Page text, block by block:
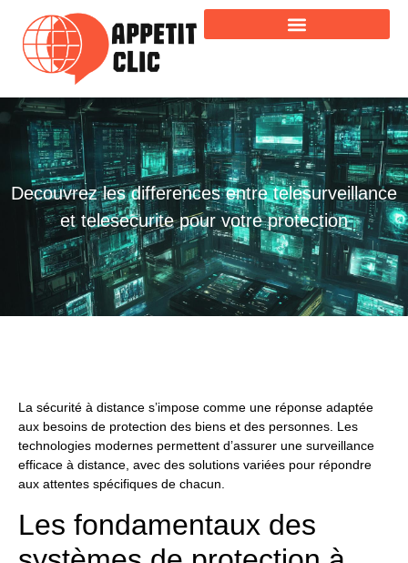
Decouvrez les differences entre telesurveillance
et telesecurite pour votre protection
La sécurité à distance s’impose comme une réponse adaptée
aux besoins de protection des biens et des personnes. Les
technologies modernes permettent d’assurer une surveillance
efficace à distance, avec des solutions variées pour répondre
aux attentes spécifiques de chacun.
Les fondamentaux des